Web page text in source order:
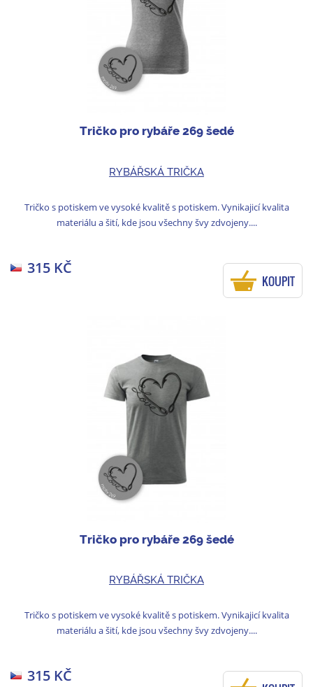
Tričko pro rybáře 269 šedé
RYBÁŘSKÁ TRIČKA
Tričko s potiskem ve vysoké kvalitě s potiskem. Vynikajicí kvalita
materiálu a šití, kde jsou všechny švy zdvojeny....
315 KČ
KOUPIT
Tričko pro rybáře 269 šedé
RYBÁŘSKÁ TRIČKA
Tričko s potiskem ve vysoké kvalitě s potiskem. Vynikajicí kvalita
materiálu a šití, kde jsou všechny švy zdvojeny....
315 KČ